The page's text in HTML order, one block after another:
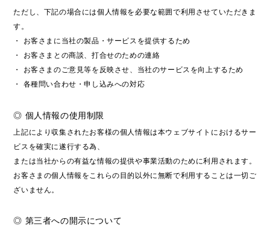
ただし、下記の場合には個人情報を必要な範囲で利用させていただきま
す。
・ お客さまに当社の製品・サービスを提供するため
・ お客さまとの商談、打合せのための連絡
・ お客さまのご意見等を反映させ、当社のサービスを向上するため
・ 各種問い合わせ・申し込みへの対応
◎ 個人情報の使用制限
上記により収集されたお客様の個人情報は本ウェブサイトにおけるサー
ビスを確実に遂行する為、
または当社からの有益な情報の提供や事業活動のために利用されます。
お客さまの個人情報をこれらの目的以外に無断で利用することは一切ご
ざいません。
◎ 第三者への開示について